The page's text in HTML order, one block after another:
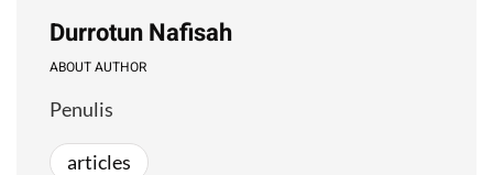
Durrotun Nafisah
ABOUT AUTHOR
Penulis
articles